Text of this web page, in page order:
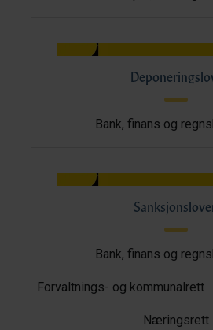
Bank, finans og
Bank, finans og
Forvaltnings- og kommunalrett
Næringsrett